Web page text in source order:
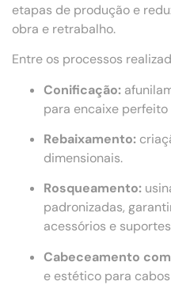
etapas de produção e
obra e retrabalho.
Entre os processos
Conificação:
para encaixe
Rebaixamento:
dimensionais.
Rosqueamento:
padronizadas,
acessórios e
Cabeceamento
e estético para